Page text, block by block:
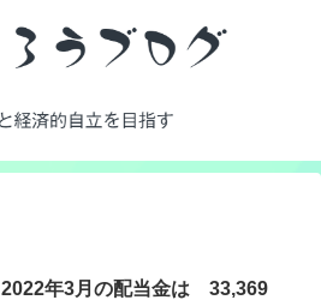
2022年3月の配当金は 33,369